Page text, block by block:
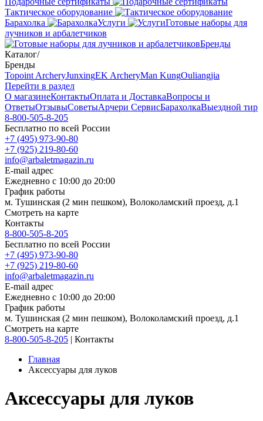
Тактическое оборудование
Барахолка
Услуги
Готовые наборы для
лучников и арбалетчиков
Бренды
Каталог/
Бренды
Topoint ArcheryJunxingEK ArcheryMan KungOuliangjia
Перейти в раздел
О магазинеКонтактыОплата и ДоставкаВопросы и
ОтветыОтзывыСоветыАрчери СервисБарахолкаВыездной тир
8-800-505-8-205
Бесплатно по всей России
+7 (495) 973-90-80
+7 (925) 219-80-60
info@arbaletmagazin.ru
E-mail адрес
Ежедневно с 10:00 до 20:00
График работы
м. Тушинская (2 мин пешком), Волоколамский проезд, д.1
Смотреть на карте
Контакты
8-800-505-8-205
Бесплатно по всей России
+7 (495) 973-90-80
+7 (925) 219-80-60
info@arbaletmagazin.ru
E-mail адрес
Ежедневно с 10:00 до 20:00
График работы
м. Тушинская (2 мин пешком), Волоколамский проезд, д.1
Смотреть на карте
8-800-505-8-205 | Контакты
Главная
Аксессуары для луков
Аксессуары для луков